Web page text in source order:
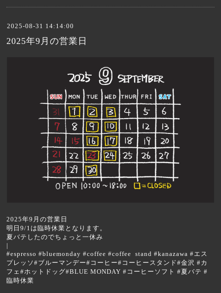
2025-08-31 14:14:00
2025年9月の営業日
2025年9月の営業日
明日9/1は臨時休業となります。
夏バテしたのでちょっと一休み
|
#espresso #bluemonday #coffee #coffee stand #kanazawa #エス
プレッソ#ブルーマンデー#コーヒー#コーヒースタンド#金沢 #カ
フェ#ホットドッグ#BLUE MONDAY #コーヒーソフト #夏バテ #
臨時休業